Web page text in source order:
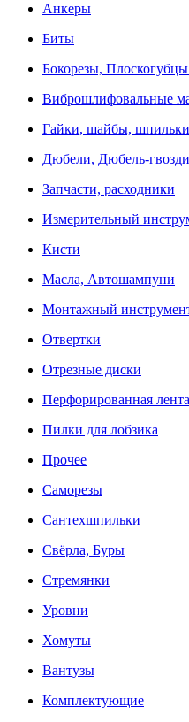
Анкеры
Биты
Бокорезы,
Виброшлифовальные
Гайки, шайбы, шпильки
Дюбели, Дюбель-гвозди
Запчасти, расходники
Измерительный
Кисти
Масла, Автошампуни
Монтажный
Отвертки
Отрезные диски
Перфорированная лента
Пилки для лобзика
Прочее
Саморезы
Сантехшпильки
Свёрла, Буры
Стремянки
Уровни
Хомуты
Вантузы
Комплектующие